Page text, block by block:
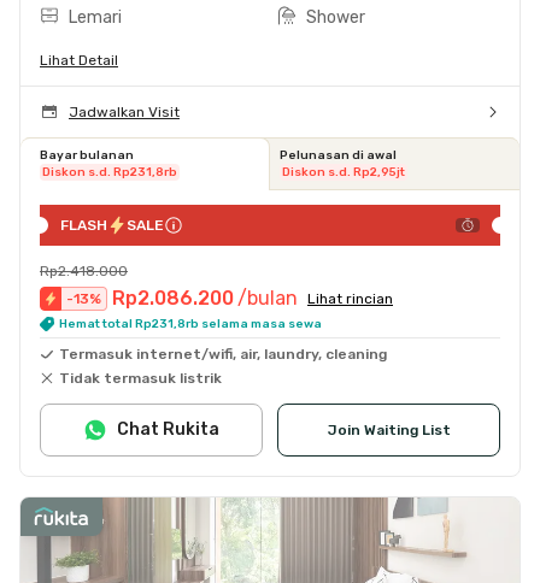
Lemari
Shower
Lihat Detail
Jadwalkan Visit
Bayar bulanan
Diskon s.d. Rp231,8rb
Pelunasan di awal
Diskon s.d. Rp2,95jt
FLASH SALE
Rp2.418.000
-13% Rp2.086.200 /bulan Lihat rincian
Hemat total Rp231,8rb selama masa sewa
Termasuk internet/wifi, air, laundry, cleaning
Tidak termasuk listrik
Join Waiting List
Chat Rukita